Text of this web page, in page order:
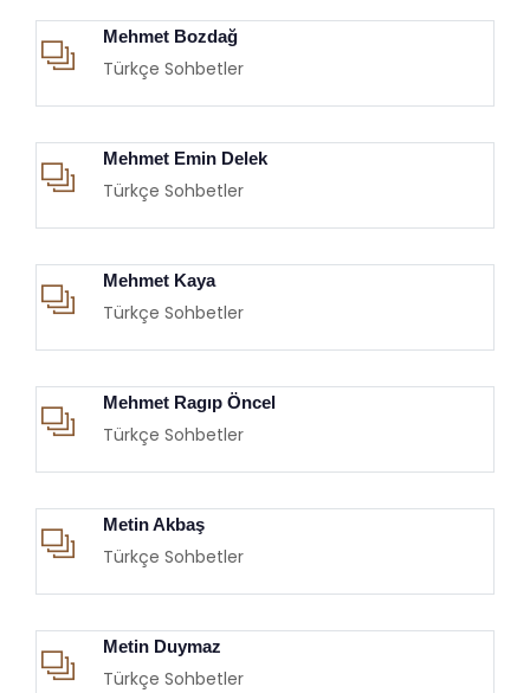
Mehmet Bozdağ
Türkçe Sohbetler
Mehmet Emin Delek
Türkçe Sohbetler
Mehmet Kaya
Türkçe Sohbetler
Mehmet Ragıp Öncel
Türkçe Sohbetler
Metin Akbaş
Türkçe Sohbetler
Metin Duymaz
Türkçe Sohbetler